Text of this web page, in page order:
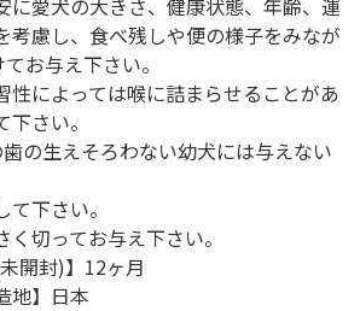
に愛犬の大きさ、健康状態、年齢、運
考慮し、食べ残しや便の様子をみなが
お与え下さい。
性によっては喉に詰まらせることがあ
さい。
の生えそろわない幼犬には与えない
て下さい。
く切ってお与え下さい。
開封)】12ヶ月
地】日本